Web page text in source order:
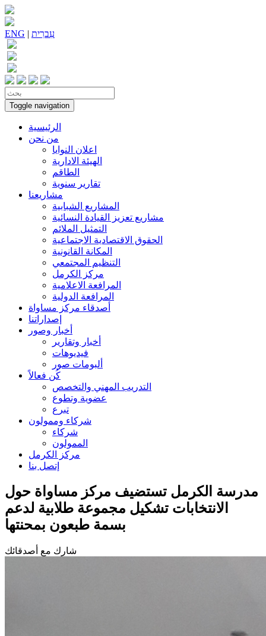
ENG | עִברִית
Toggle navigation
الرئيسية
من نحن
اعلان النوايا
الهيئة الادارية
الطاقم
تقارير سنوية
مشاريعنا
المشاريع الشبابية
مشاريع تعزيز القيادة النسائية
التمثيل الملائم
الحقوق الاقتصادية الاجتماعية
المكانة القانونية
التنظيم المجتمعي
مركز الكرمل
المرافعة الاعلامية
المرافعة الدولية
أصدقاء مركز مساواة
إصداراتنا
أخبار وصور
أخبار وتقارير
فيديوهات
ألبومات صور
كُن فعالاً
التدريب المهني والتخصص
عضوية وتطوع
تبرع
شركاء وممولون
شركاء
الممولون
مركز الكرمل
إتصل بنا
مدرسة الكرمل تستضيف مركز مساواة حول
الانتخابات تشكيل مجموعة طلابية لدعم
بسمة طبعون بمحنتها
شارك مع أصدقائك